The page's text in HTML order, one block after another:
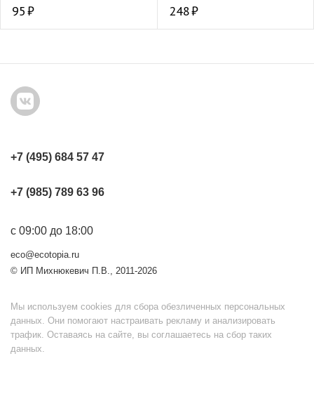
95 248
+7 (495) 684 57 47
+7 (985) 789 63 96
с 09:00 до 18:00
eco@ecotopia.ru
© ИП Михнюкевич П.В., 2011-2026
Мы используем cookies для сбора обезличенных персональных
данных. Они помогают настраивать рекламу и анализировать
трафик. Оставаясь на сайте, вы соглашаетесь на сбор таких
данных.